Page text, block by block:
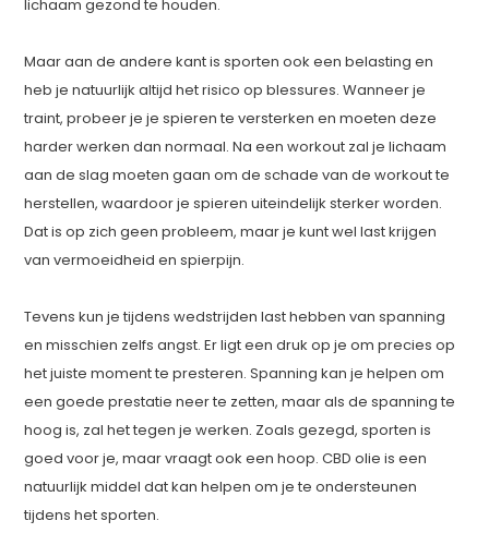
lichaam gezond te houden.
Maar aan de andere kant is sporten ook een belasting en
heb je natuurlijk altijd het risico op blessures. Wanneer je
traint, probeer je je spieren te versterken en moeten deze
harder werken dan normaal. Na een workout zal je lichaam
aan de slag moeten gaan om de schade van de workout te
herstellen, waardoor je spieren uiteindelijk sterker worden.
Dat is op zich geen probleem, maar je kunt wel last krijgen
van vermoeidheid en spierpijn.
Tevens kun je tijdens wedstrijden last hebben van spanning
en misschien zelfs angst. Er ligt een druk op je om precies op
het juiste moment te presteren. Spanning kan je helpen om
een goede prestatie neer te zetten, maar als de spanning te
hoog is, zal het tegen je werken. Zoals gezegd, sporten is
goed voor je, maar vraagt ook een hoop. CBD olie is een
natuurlijk middel dat kan helpen om je te ondersteunen
tijdens het sporten.